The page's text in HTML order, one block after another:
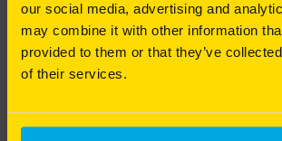
our social media, advertising and
may combine it with other information
provided to them or that they’ve
of their services.
Découvrez nos gazons résilients grâce aux Ray
pour redonner vie à votre pelouse ?
vous explique les gestes techniques
pour entretenir un gazon sain et durable.
Bonne écoute à toutes et à tous !